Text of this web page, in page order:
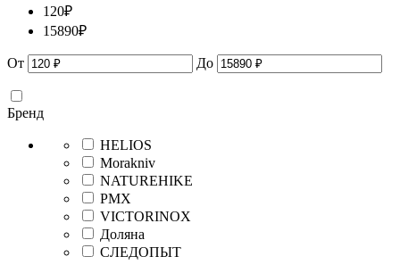
120₽
15890₽
От До
Бренд
HELIOS
Morakniv
NATUREHIKE
PMX
VICTORINOX
Доляна
СЛЕДОПЫТ